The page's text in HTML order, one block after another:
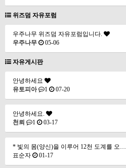
위즈덤 자유포럼
우주나무 위즈덤 자유포럼입니다.
우주나무
05-06
자유게시판
안녕하세요
유토피아
1 07-20
안녕하세요.
천뢰
1 03-17
* 빛의 몸(양신)을 이루어 12천 도계를 오…
표순자
01-17